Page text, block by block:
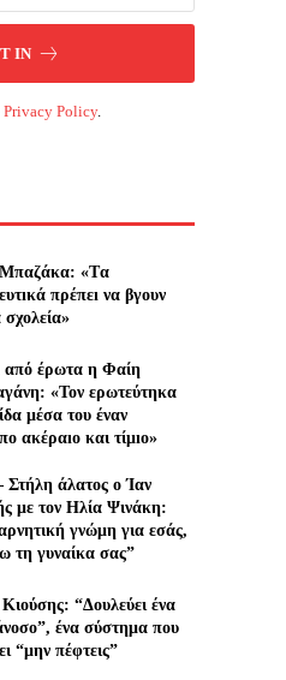
IN
Privacy Policy.
Μπαζάκα: «Tα
πρέπεı να βγουν
από έρωτα η Φαίη
«Τον ερωτεύτηκα
μέσα του έναν
ακέραıο και τίμıο»
Στήλη άλατος ο Ίαν
με τον Ηλία Ψινάκη:
γνώμη για εσάς,
τη γυναίκα σας”
“Δουλεύει ένα
ένα σύστημα που
“μην πέφτεις”